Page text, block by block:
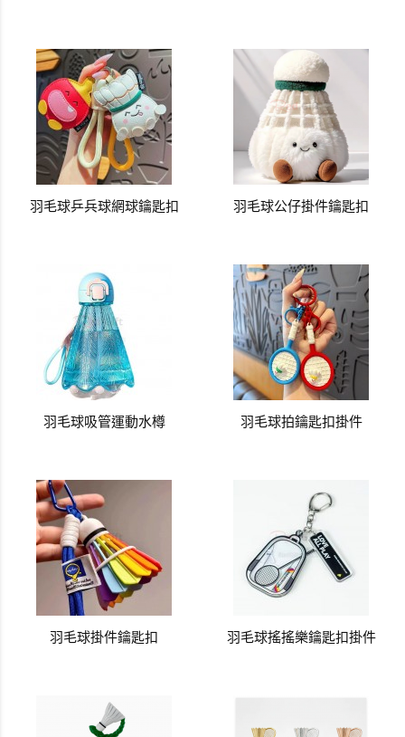
羽毛球乒兵球網球鑰匙扣 羽毛球公仔掛件鑰匙扣
羽毛球吸管運動水樽 羽毛球拍鑰匙扣掛件
羽毛球掛件鑰匙扣 羽毛球搖搖樂鑰匙扣掛件